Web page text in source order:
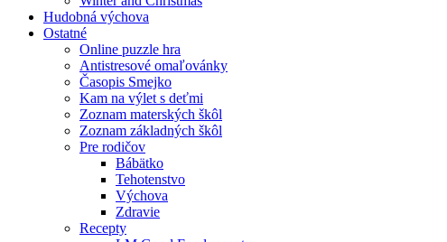
Hudobná výchova
Ostatné
Online puzzle hra
Antistresové omaľovánky
Časopis Smejko
Kam na výlet s deťmi
Zoznam materských škôl
Zoznam základných škôl
Pre rodičov
Bábätko
Tehotenstvo
Výchova
Zdravie
Recepty